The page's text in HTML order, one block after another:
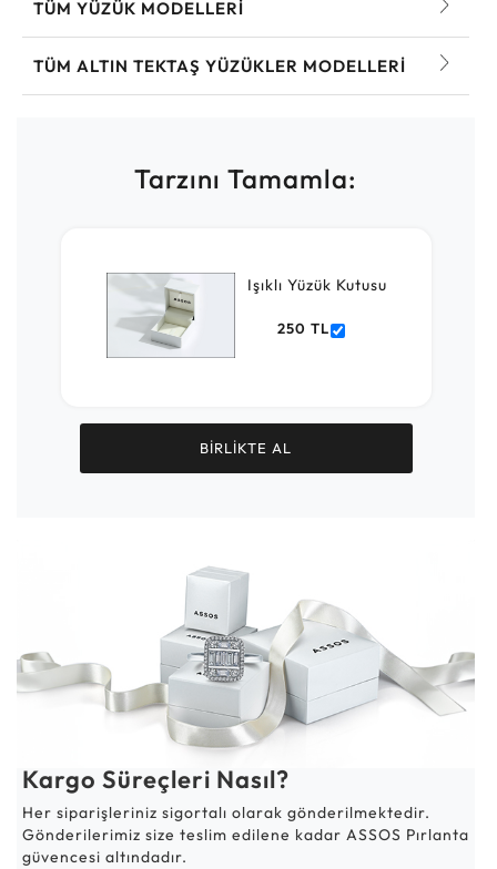
TÜM YÜZÜK MODELLERI
TÜM ALTIN TEKTAŞ YÜZÜKLER MODELLERI
Tarzını Tamamla:
Işıklı Yüzük Kutusu
250 TL
BİRLİKTE AL
Kargo Süreçleri Nasıl?
Her siparişleriniz sigortalı olarak gönderilmektedir.
Gönderilerimiz size teslim edilene kadar ASSOS Pırlanta
güvencesi altındadır.